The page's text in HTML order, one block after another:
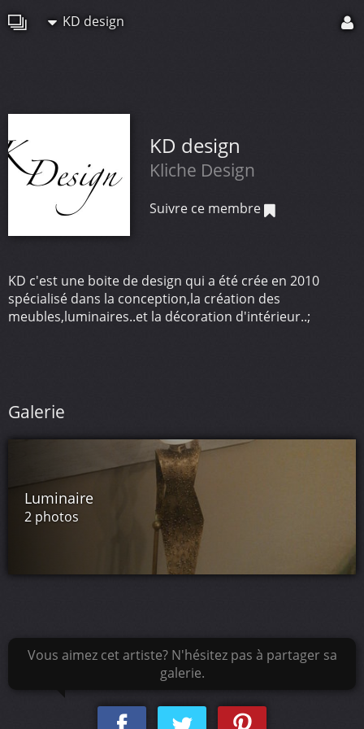
KD design
KD design
Kliche Design
Suivre ce membre
KD c'est une boite de design qui a été crée en 2010
spécialisé dans la conception,la création des
meubles,luminaires..et la décoration d'intérieur..;
Galerie
Luminaire
2 photos
Vous aimez cet artiste? N'hésitez pas à partager sa
galerie.